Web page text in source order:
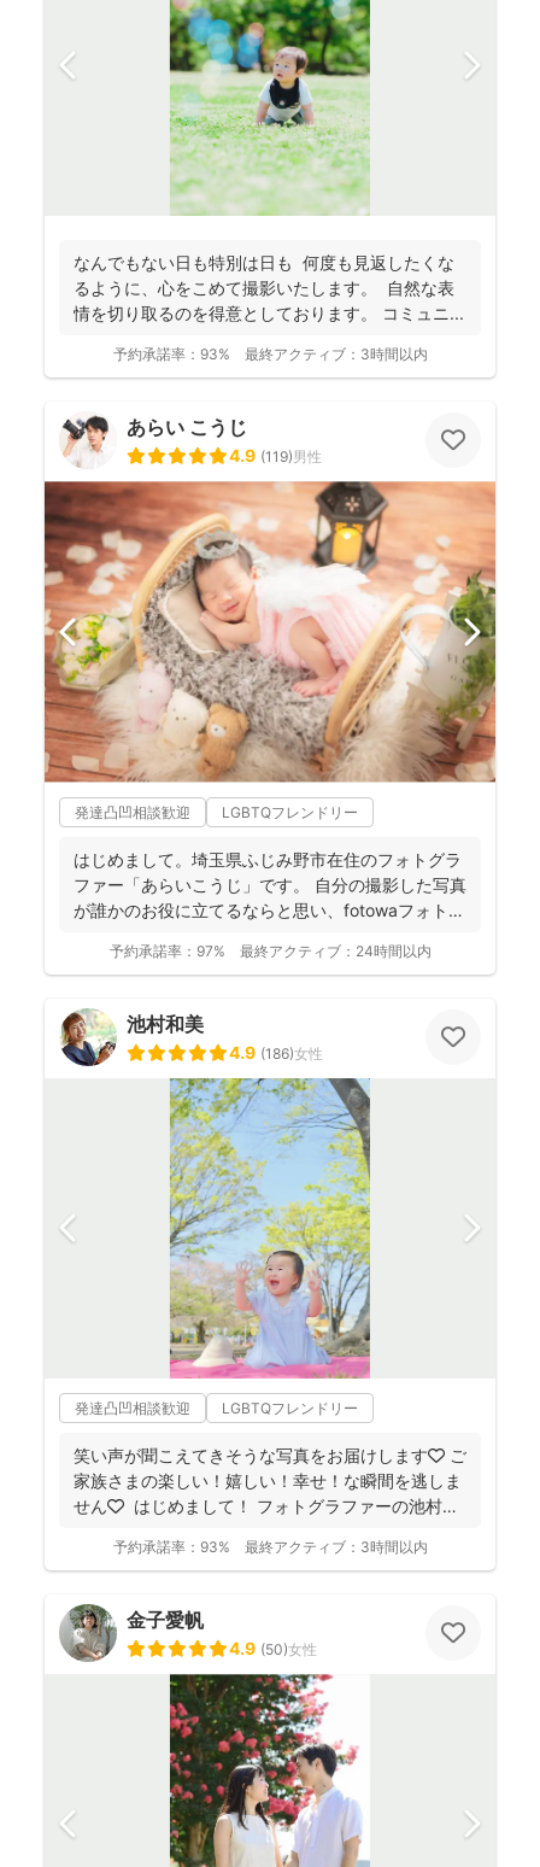
なんでもない日も特別は日も 何度も見返したくな
るように、心をこめて撮影いたします。 自然な表
情を切り取るのを得意としております。 コミュニ...
予約承諾率： 93% 最終アクティブ： 3時間以内
あらい こうじ
4.9 (119)男性
発達凸凹相談歓迎 LGBTQフレンドリー
はじめまして。埼玉県ふじみ野市在住のフォトグラ
ファー「あらいこうじ」です。 自分の撮影した写真
が誰かのお役に立てるならと思い、fotowaフォトグ
予約承諾率： 97% 最終アクティブ： 24時間以内
池村和美
4.9 (186)女性
発達凸凹相談歓迎 LGBTQフレンドリー
笑い声が聞こえてきそうな写真をお届けします🧡 ご
家族さまの楽しい！嬉しい！幸せ！な瞬間を逃しま
せん🧡 ⁡ はじめまして！ フォトグラファーの池村
予約承諾率： 93% 最終アクティブ： 3時間以内
金子愛帆
4.9 (50)女性